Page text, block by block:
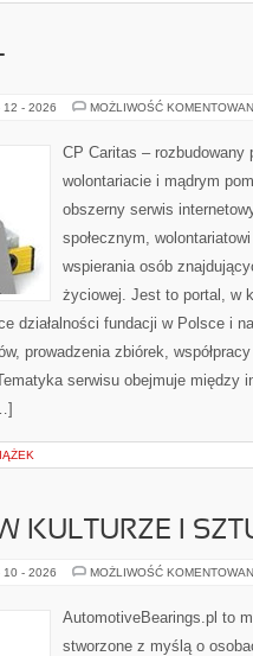
12 - 2026 MOŻLIWOŚĆ
CP Caritas – rozbudowany
wolontariacie i mądrym
obszerny serwis
społecznym,
wspierania osób
życiowej. Jest to portal, w
działalności fundacji w Polsce i
prowadzenia zbiórek,
serwisu obejmuje między
KULTURZE I
10 - 2026 MOŻLIWOŚĆ
AutomotiveBearings.pl to
stworzone z myślą o